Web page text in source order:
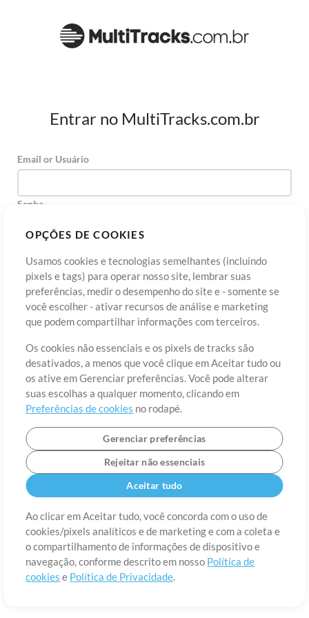
OPÇÕES DE COOKIES
Usamos cookies e tecnologias semelhantes (incluindo
pixels e tags) para operar nosso site, lembrar suas
preferências, medir o desempenho do site e - somente se
você escolher - ativar recursos de análise e marketing
que podem compartilhar informações com terceiros.
Os cookies não essenciais e os pixels de tracks são
desativados, a menos que você clique em Aceitar tudo ou
os ative em Gerenciar preferências. Você pode alterar
suas escolhas a qualquer momento, clicando em
Preferências de cookies no rodapé.
Gerenciar preferências
Rejeitar não essenciais
Aceitar tudo
Ao clicar em Aceitar tudo, você concorda com o uso de
cookies/pixels analíticos e de marketing e com a coleta e
o compartilhamento de informações de dispositivo e
navegação, conforme descrito em nosso Política de
cookies e Política de Privacidade.
Entrar no MultiTracks.com.br
Email or Usuário
Senha
Cadastre-seEsqueceu sua senha?
Termos de Uso Política de Privacidade
Preferências de
Contato
©2006-2026 por MultiTracks LLC. Todos os Direitos Reservados.